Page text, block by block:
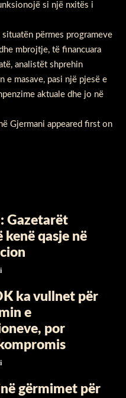
si një nxitës i
përmes programeve
mbrojtje, të financuara
analistët shprehin
masave, pasi një pjesë e
aktuale dhe jo në
Gjermani appeared first on
Gazetarët
kenë qasje në
ka vullnet për
e
por
gërmimet për